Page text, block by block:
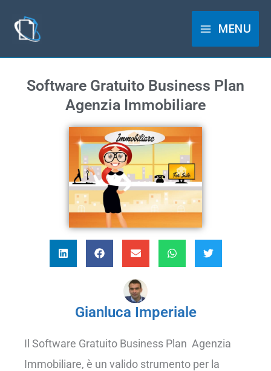
contenuto
MENU
Software Gratuito Business Plan
Agenzia Immobiliare
Gianluca Imperiale
Il Software Gratuito Business Plan Agenzia
Immobiliare, è un valido strumento per la